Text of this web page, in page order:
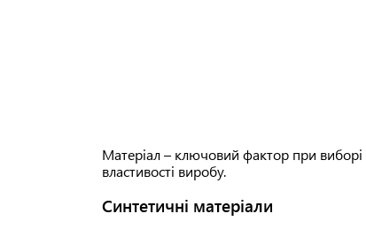
Матеріал – ключовий фактор при виборі
властивості виробу.
Синтетичні матеріали